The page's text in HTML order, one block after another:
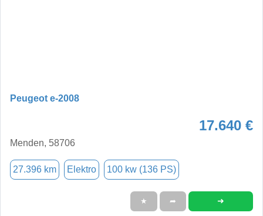
Peugeot e-2008
17.640 €
Menden, 58706
27.396 km Elektro 100 kw (136 PS)
★ ➦ ➜